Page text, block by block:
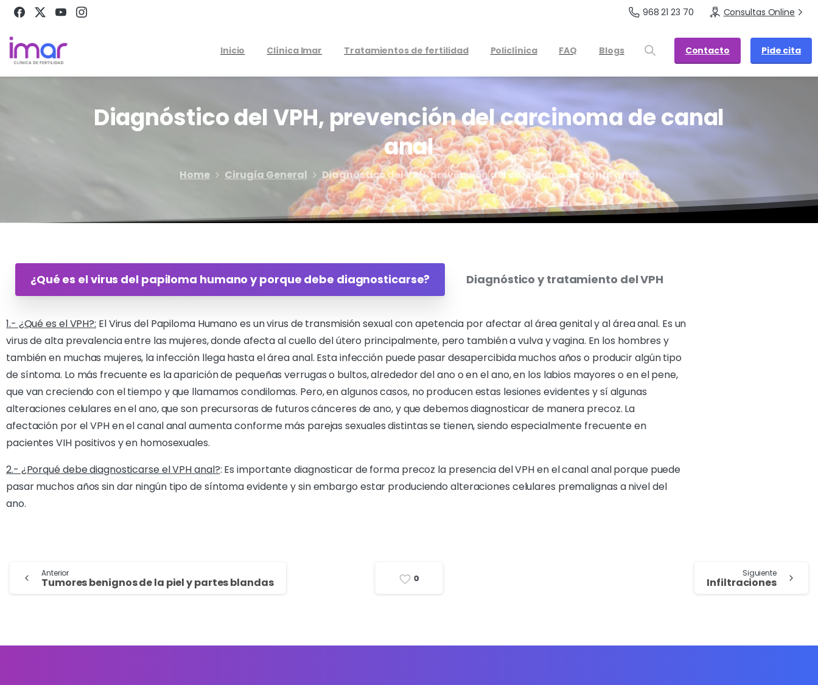
968 21 23 70 Consultas Online
Inicio Clínica Imar Tratamientos de fertilidad Policlínica FAQ Blogs Contacto Pide cita
DiagnósticodelVPH, prevencióndelcarcinomadecanal
anal
Home Cirugía General Diagnóstico del VPH, prevención del carcinoma de canal anal
¿Qué es el virus del papiloma humano y porque debe diagnosticarse? Diagnóstico y tratamiento del VPH
1.- ¿Qué es el VPH?: El Virus del Papiloma Humano es un virus de transmisión sexual con apetencia por afectar al área genital y al área anal. Es un
virus de alta prevalencia entre las mujeres, donde afecta al cuello del útero principalmente, pero también a vulva y vagina. En los hombres y
también en muchas mujeres, la infección llega hasta el área anal. Esta infección puede pasar desapercibida muchos años o producir algún tipo
de síntoma. Lo más frecuente es la aparición de pequeñas verrugas o bultos, alrededor del ano o en el ano, en los labios mayores o en el pene,
que van creciendo con el tiempo y que llamamos condilomas. Pero, en algunos casos, no producen estas lesiones evidentes y sí algunas
alteraciones celulares en el ano, que son precursoras de futuros cánceres de ano, y que debemos diagnosticar de manera precoz. La
afectación por el VPH en el canal anal aumenta conforme más parejas sexuales distintas se tienen, siendo especialmente frecuente en
pacientes VIH positivos y en homosexuales.
2.- ¿Porqué debe diagnosticarse el VPH anal?: Es importante diagnosticar de forma precoz la presencia del VPH en el canal anal porque puede
pasar muchos años sin dar ningún tipo de síntoma evidente y sin embargo estar produciendo alteraciones celulares premalignas a nivel del
ano.
Anterior
Tumores benignos de la piel y partes blandas
Siguiente
Infiltraciones
0